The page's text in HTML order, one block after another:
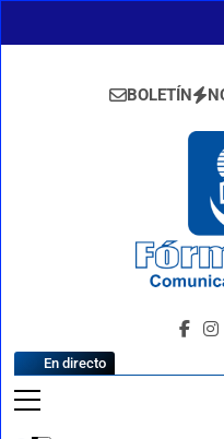
BOLETÍN
En directo